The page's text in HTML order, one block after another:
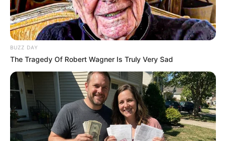
2026 Joint Wellness Assessment Is Now Available
JOINT CARE
BUZZ DAY
The Tragedy Of Robert Wagner Is Truly Very Sad